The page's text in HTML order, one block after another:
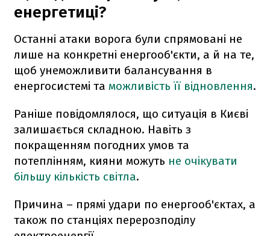
енергетиці?
Останні атаки ворога були спрямовані не
лише на конкретні енергооб'єкти, а й на те,
щоб унеможливити балансування в
енергосистемі та можливість її відновлення.
Раніше повідомлялося, що ситуація в Києві
залишається складною. Навіть з
покращенням погодних умов та
потеплінням, кияни можуть не очікувати
більшу кількість світла.
Причина – прямі удари по енергооб'єктах, а
також по станціях перерозподілу